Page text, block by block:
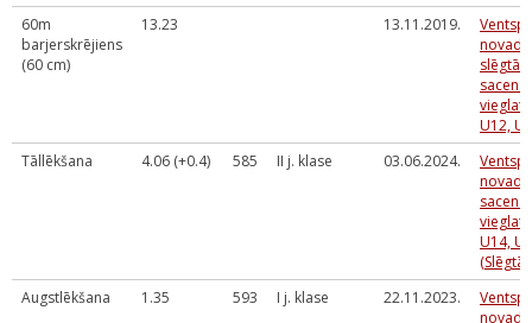
60m
barjerskrējiens
(60 cm)
13.23 13.11.2019.
novada
slēgtās
U12,
Tāllēkšana
4.06 (+0.4) 585 II j. klase 03.06.2024.
novada
U14,
Augstlēkšana
1.35 593 I j. klase 22.11.2023.
novada